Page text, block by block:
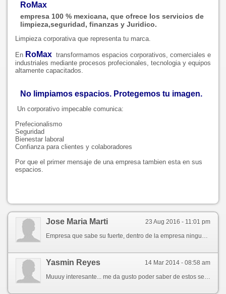
RoMax
empresa 100 % mexicana, que ofrece los servicios de
limpieza,seguridad, finanzas y Juridico.
Limpieza corporativa que representa tu marca.
En RoMax transformamos espacios corporativos, comerciales e
industriales mediante procesos profecionales, tecnologia y equipos
altamente capacitados.
No limpiamos espacios. Protegemos tu imagen.
Un corporativo impecable comunica:
Prefecionalismo
Seguridad
Bienestar laboral
Confianza para clientes y colaboradores
Por que el primer mensaje de una empresa tambien esta en sus
espacios.
23 Aug 2016 - 11:01 pm
Jose Maria Marti
14 Mar 2014 - 08:58 am
Yasmin Reyes